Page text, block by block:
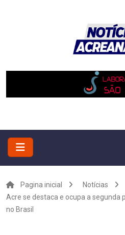
Pagina inicial Notícias
Acre se destaca e ocupa a segunda
no Brasil